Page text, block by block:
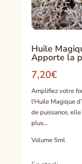
Huile
Apporte la
7,20€
Amplifiez votre
l’Huile Magique
de puissance,
plus…
Volume 5ml